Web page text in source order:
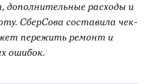
дополнительные расходы и
СберСова составила чек-
пережить ремонт и
ошибок.